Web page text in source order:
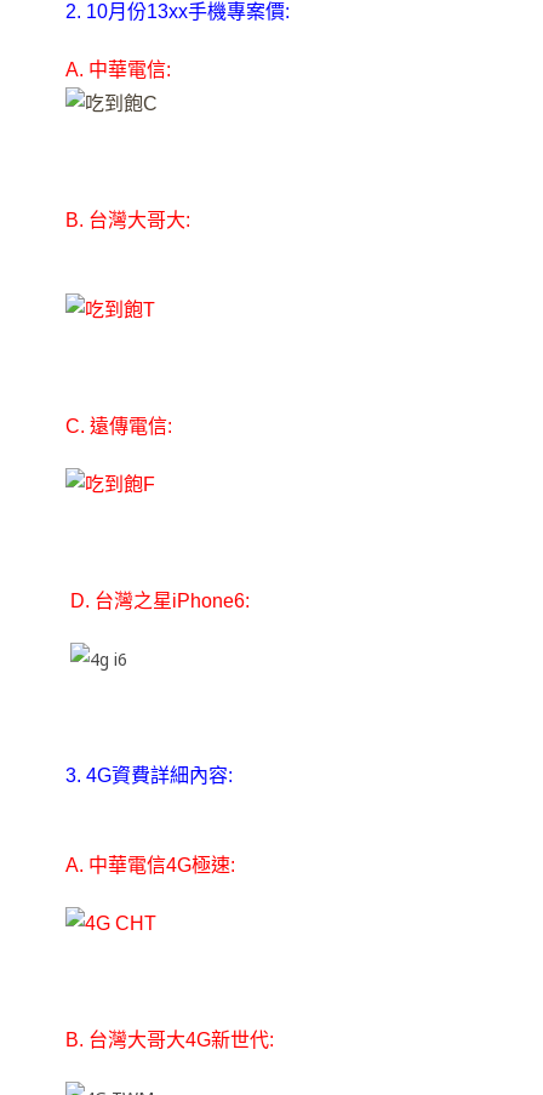
2. 10月份13xx手機專案價:
A. 中華電信:
B. 台灣大哥大:
C. 遠傳電信:
D. 台灣之星iPhone6:
3. 4G資費詳細內容:
A. 中華電信4G極速:
B. 台灣大哥大4G新世代: